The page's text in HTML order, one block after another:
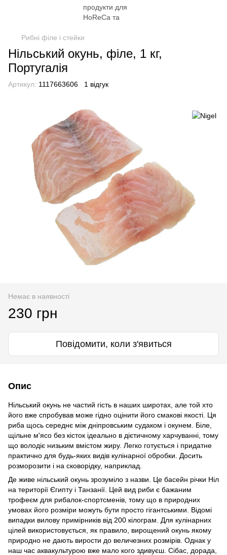
Рибні філе і стейки
Нільський окунь, філе, 1 кг,
Португалія
Артикул: 1117663606 1 відгук
Немає в наявності
230 грн
Повідомити, коли з'явиться
Опис
Нільський окунь не частий гість в наших широтах, але той хто
його вже спробував може гідно оцінити його смакові якості. Ця
риба щось середнє між дніпровським судаком і окунем. Біле,
щільне м'ясо без кісток ідеально в дієтичному харчуванні, тому
що володіє низьким вмістом жиру. Легко готується і придатне
практично для будь-яких видів кулінарної обробки. Досить
розморозити і на сковорідку, наприклад.
Де живе нільський окунь зрозуміло з назви. Це басейн річки Ніл
на території Єгипту і Танзанії. Цей вид риби є бажаним
трофеєм для рибалок-спортсменів, тому що в природних
умовах його розміри можуть бути просто гігантськими. Відомі
випадки вилову примірників від 200 кілограм. Для кулінарних
цілей використовується, як правило, вирощений окунь якому
природно не дають вирости до величезних розмірів. Однак у
наш час аквакультурою вже мало кого здивуєш. Сібас, дорада,